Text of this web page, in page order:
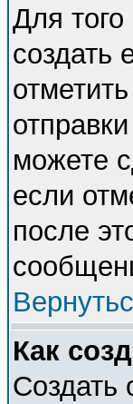
Для
создать
можете
если
после
Как
Создать